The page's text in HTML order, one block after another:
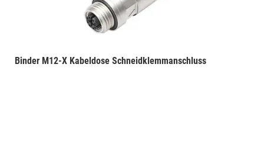
Binder M12-X Kabeldose Schneidklemmanschluss